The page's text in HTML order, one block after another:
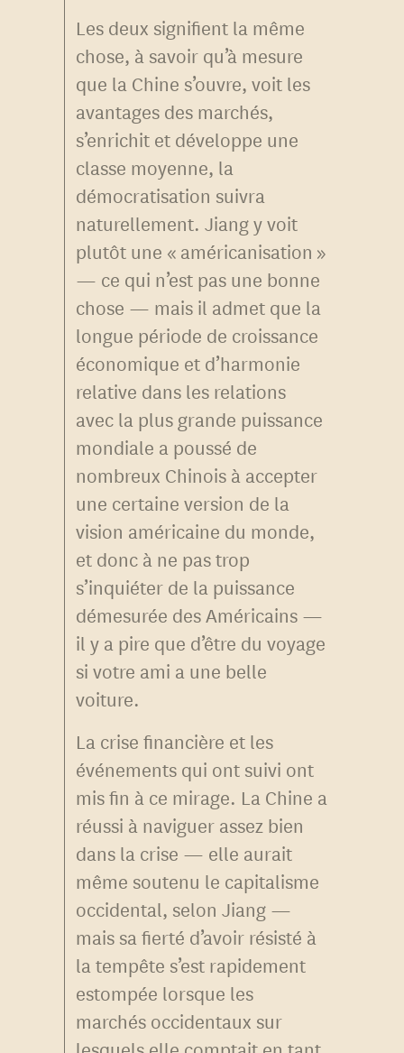
Les deux signifient la même
chose, à savoir qu’à mesure
que la Chine s’ouvre, voit les
avantages des marchés,
s’enrichit et développe une
classe moyenne, la
démocratisation suivra
naturellement. Jiang y voit
plutôt une « américanisation »
— ce qui n’est pas une bonne
chose — mais il admet que la
longue période de croissance
économique et d’harmonie
relative dans les relations
avec la plus grande puissance
mondiale a poussé de
nombreux Chinois à accepter
une certaine version de la
vision américaine du monde,
et donc à ne pas trop
s’inquiéter de la puissance
démesurée des Américains —
il y a pire que d’être du voyage
si votre ami a une belle
voiture.
La crise financière et les
événements qui ont suivi ont
mis fin à ce mirage. La Chine a
réussi à naviguer assez bien
dans la crise — elle aurait
même soutenu le capitalisme
occidental, selon Jiang —
mais sa fierté d’avoir résisté à
la tempête s’est rapidement
estompée lorsque les
marchés occidentaux sur